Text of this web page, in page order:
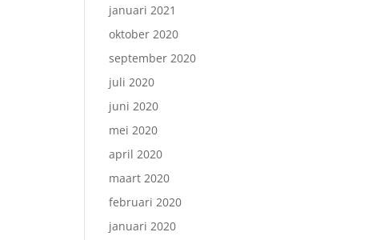
januari 2021
oktober 2020
september 2020
juli 2020
juni 2020
mei 2020
april 2020
maart 2020
februari 2020
januari 2020